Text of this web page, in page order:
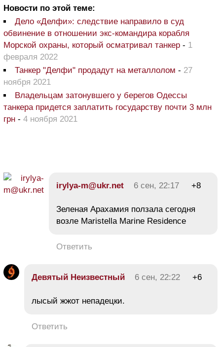
Новости по этой теме:
Дело «Делфи»: следствие направило в суд
обвинение в отношении экс-командира корабля
Морской охраны, который осматривал танкер - 1
февраля 2022
Танкер "Делфи" продадут на металлолом - 27
ноября 2021
Владельцам затонувшего у берегов Одессы
танкера придется заплатить государству почти 3 млн
грн - 4 ноября 2021
irylya-m@ukr.net 6 сен, 22:17 +8
Зеленая Арахамия ползала сегодня
возле Maristella Marine Residence
Ответить
Девятый Неизвестный 6 сен, 22:22 +6
лысый жжот непадецки.
Ответить